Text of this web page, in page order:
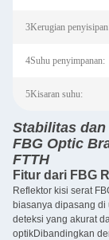
3Kerugian
4Suhu penyimpanan:
5Kisaran suhu:
Stabilitas dan
FBG Optic
FTTH
Fitur dari FBG
Reflektor kisi serat
biasanya dipasang
deteksi yang akurat
optikDibandingkan